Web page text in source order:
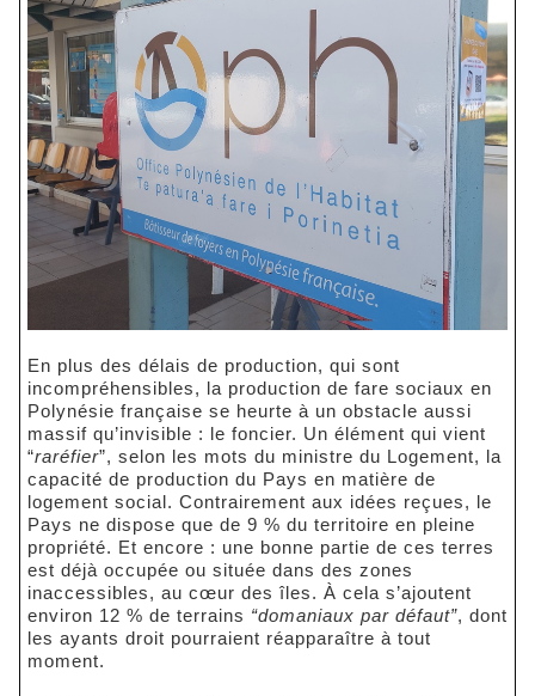
En plus des délais de production, qui sont
incompréhensibles, la production de fare sociaux en
Polynésie française se heurte à un obstacle aussi
massif qu’invisible : le foncier. Un élément qui vient
“raréfier”, selon les mots du ministre du Logement, la
capacité de production du Pays en matière de
logement social. Contrairement aux idées reçues, le
Pays ne dispose que de 9 % du territoire en pleine
propriété. Et encore : une bonne partie de ces terres
est déjà occupée ou située dans des zones
inaccessibles, au cœur des îles. À cela s’ajoutent
environ 12 % de terrains “domaniaux par défaut”, dont
les ayants droit pourraient réapparaître à tout
moment.